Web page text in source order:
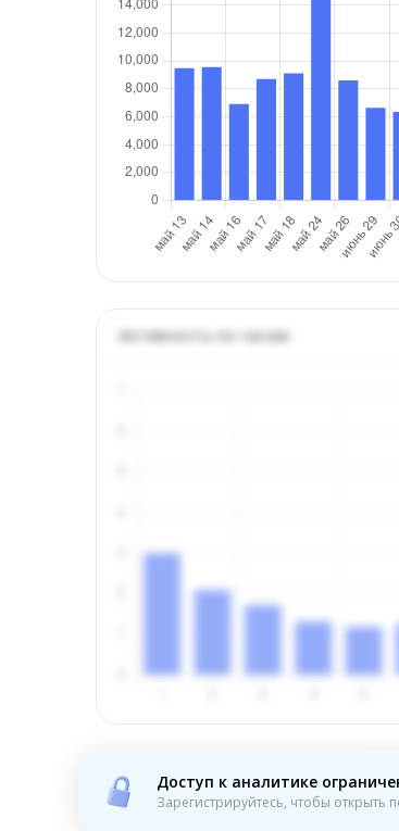
Активность по часам
Доступ к аналитике
Зарегистрируйтесь, чтобы открыть